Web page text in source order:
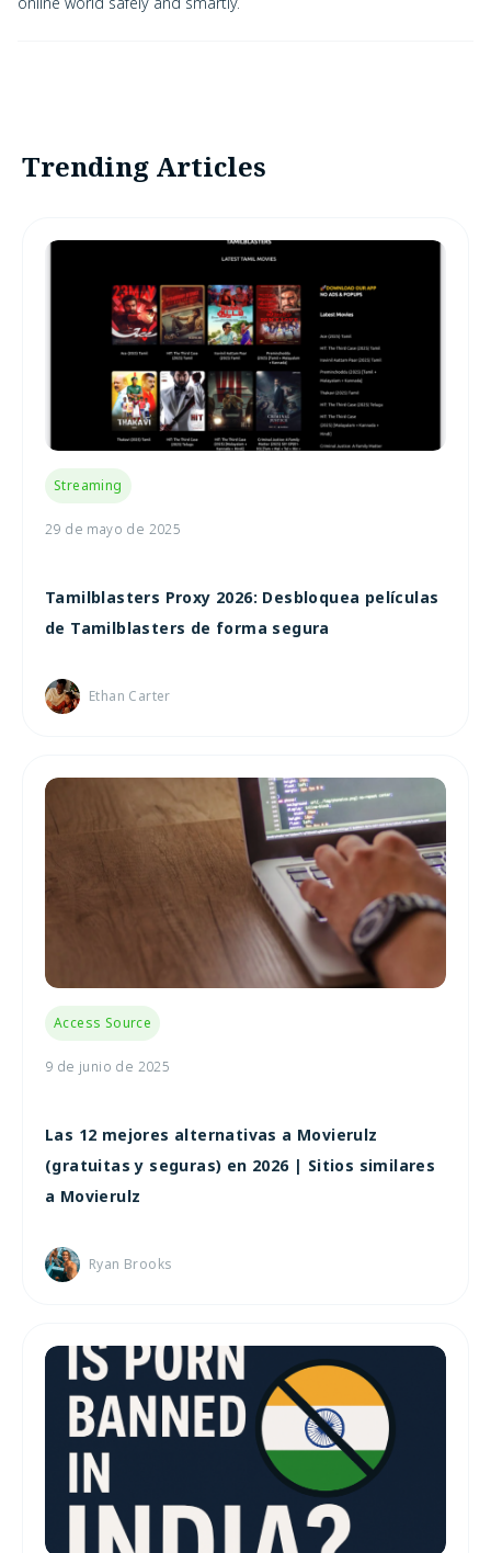
Trending Articles
Streaming
29 de mayo de 2025
Tamilblasters Proxy 2026: Desbloquea películas
de Tamilblasters de forma segura
Ethan Carter
Access Source
9 de junio de 2025
Las 12 mejores alternativas a Movierulz
(gratuitas y seguras) en 2026 | Sitios similares
a Movierulz
Ryan Brooks